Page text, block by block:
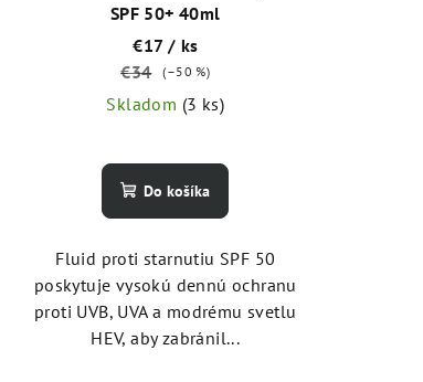
SPF 50+ 40ml
€17 / ks
€34
(–50 %)
Skladom (3 ks)
Do košíka
Fluid proti starnutiu SPF 50
poskytuje vysokú dennú ochranu
proti UVB, UVA a modrému svetlu
HEV, aby zabránil...